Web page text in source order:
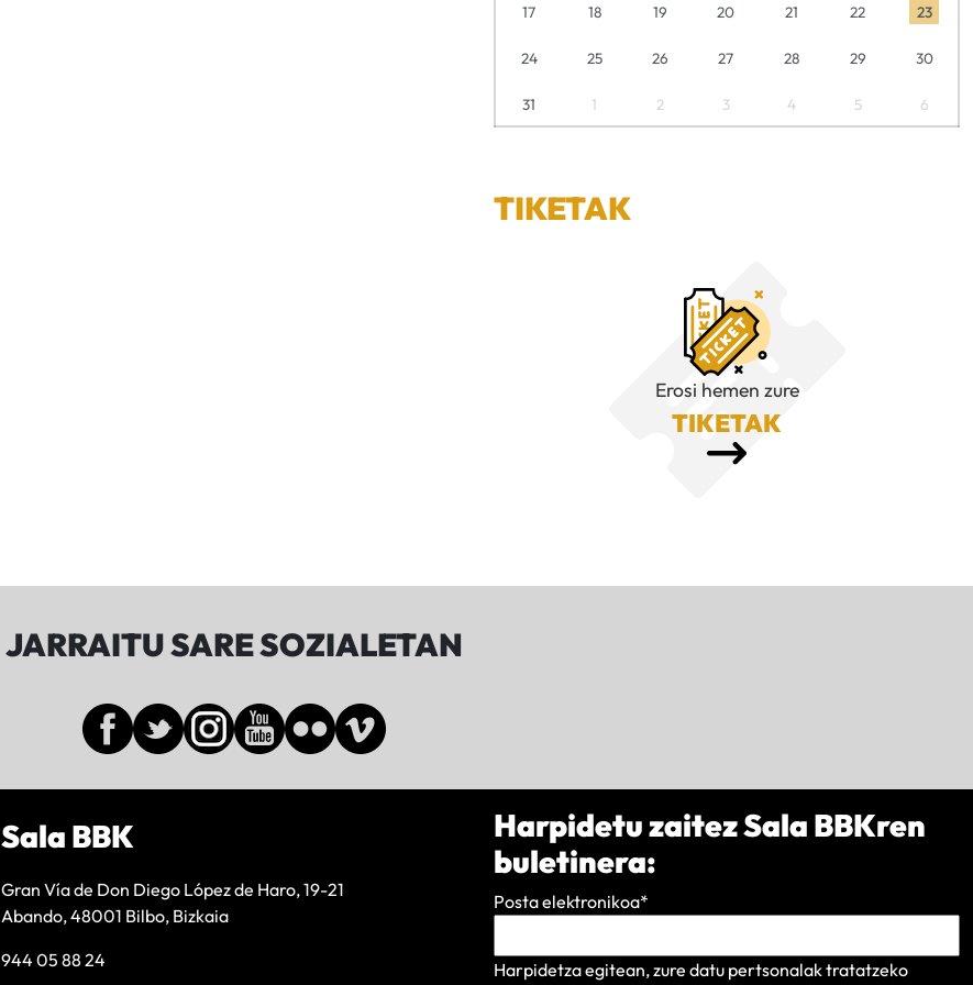
17 18 19 20 21 22 23
24 25 26 27 28 29 30
31 1 2 3 4 5 6
TIKETAK
Erosi hemen zure
TIKETAK
JARRAITU SARE SOZIALETAN
Sala BBK
Gran Vía de Don Diego López de Haro, 19-21
Abando, 48001 Bilbo, Bizkaia
944 05 88 24
Harpidetu zaitez Sala BBKren
buletinera:
Posta elektronikoa*
Harpidetza egitean, zure datu pertsonalak tratatzeko